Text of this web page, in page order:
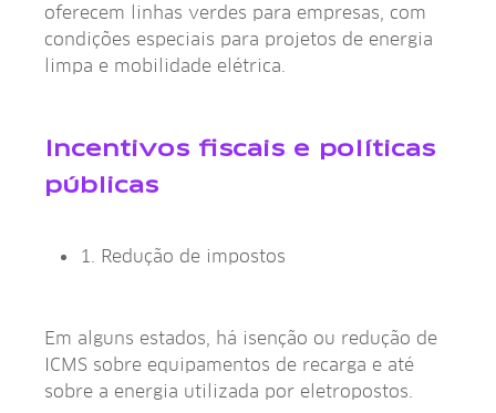
oferecem linhas verdes para empresas, com
condições especiais para projetos de energia
limpa e mobilidade elétrica.
Incentivos fiscais e políticas
públicas
1. Redução de impostos
Em alguns estados, há isenção ou redução de
ICMS sobre equipamentos de recarga e até
sobre a energia utilizada por eletropostos.